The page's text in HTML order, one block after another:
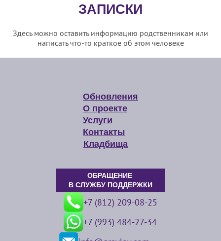
ЗАПИСКИ
Здесь можно оставить информацию родственникам или
написать что-то краткое об этом человеке
Обновления
О проекте
Услуги
Контакты
Кладбища
ОБРАЩЕНИЕ
В СЛУЖБУ ПОДДЕРЖКИ
+7 (812) 209-08-25
+7 (993) 484-27-34